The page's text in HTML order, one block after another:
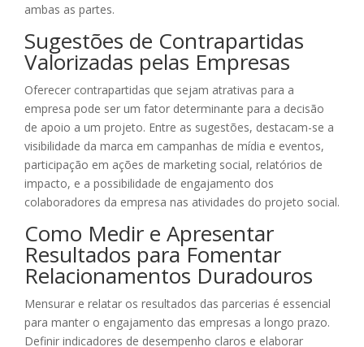
ambas as partes.
Sugestões de Contrapartidas
Valorizadas pelas Empresas
Oferecer contrapartidas que sejam atrativas para a
empresa pode ser um fator determinante para a decisão
de apoio a um projeto. Entre as sugestões, destacam-se a
visibilidade da marca em campanhas de mídia e eventos,
participação em ações de marketing social, relatórios de
impacto, e a possibilidade de engajamento dos
colaboradores da empresa nas atividades do projeto social.
Como Medir e Apresentar
Resultados para Fomentar
Relacionamentos Duradouros
Mensurar e relatar os resultados das parcerias é essencial
para manter o engajamento das empresas a longo prazo.
Definir indicadores de desempenho claros e elaborar